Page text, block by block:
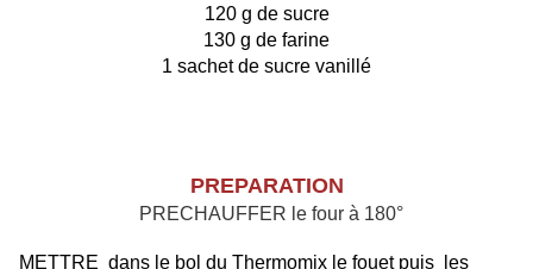
120 g de sucre
130 g de farine
1 sachet de sucre vanillé
PREPARATION
PRECHAUFFER le four à 180°
METTRE dans le bol du Thermomix le fouet puis les